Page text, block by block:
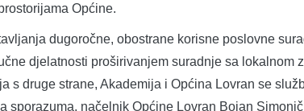
Općine.
dugoročne, obostrane korisne poslovne
djelatnosti proširivanjem suradnje sa lokalnom
s druge strane, Akademija i Općina Lovran se
sporazuma, načelnik Općine Lovran Bojan